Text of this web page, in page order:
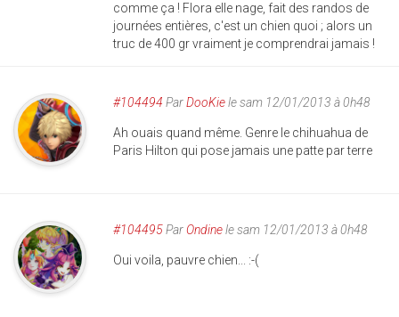
comme ça ! Flora elle nage, fait des randos de
journées entières, c'est un chien quoi ; alors un
truc de 400 gr vraiment je comprendrai jamais !
#104494 ParDooKiele sam 12/01/2013 à 0h48
Ah ouais quand même. Genre le chihuahua de
Paris Hilton qui pose jamais une patte par terre
#104495ParOndinele sam 12/01/2013 à 0h48
Oui voila, pauvre chien... :-(